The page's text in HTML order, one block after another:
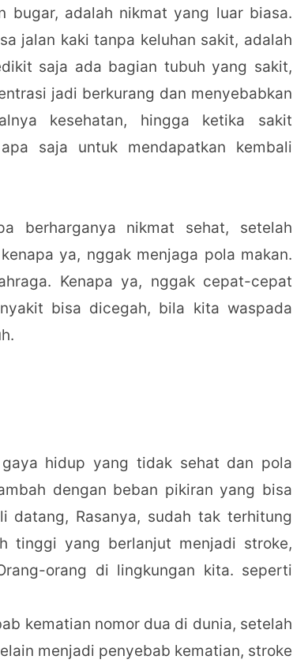
bugar, adalah nikmat yang luar biasa.
jalan kaki tanpa keluhan sakit, adalah
saja ada bagian tubuh yang sakit,
jadi berkurang dan menyebabkan
kesehatan, hingga ketika sakit
saja untuk mendapatkan kembali
berharganya nikmat sehat, setelah
ya, nggak menjaga pola makan.
Kenapa ya, nggak cepat-cepat
bisa dicegah, bila kita waspada
hidup yang tidak sehat dan pola
dengan beban pikiran yang bisa
datang, Rasanya, sudah tak terhitung
tinggi yang berlanjut menjadi stroke,
orang di lingkungan kita. seperti
kematian nomor dua di dunia, setelah
menjadi penyebab kematian, stroke